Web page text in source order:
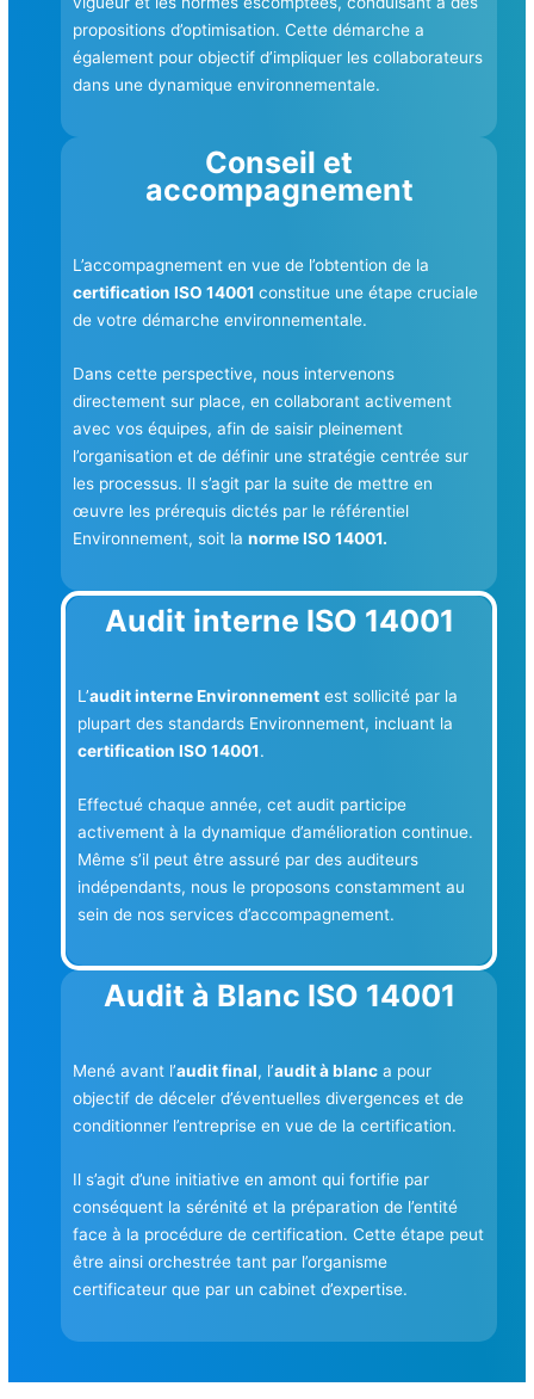
propositions d’optimisation. Cette démarche a
également pour objectif d’impliquer les collaborateurs
dans une dynamique environnementale.
Conseil et
accompagnement
L’accompagnement en vue de l’obtention de la
certification ISO 14001constitue une étape cruciale
de votre démarche environnementale.
Dans cette perspective, nous intervenons
directement sur place, en collaborant activement
avec vos équipes, afin de saisir pleinement
l’organisation et de définir une stratégie centrée sur
les processus. Il s’agit par la suite de mettre en
œuvre les prérequis dictés par le référentiel
Environnement, soit lanorme ISO 14001.
Audit interne ISO 14001
L’audit interne Environnement est sollicité par la
plupart des standards Environnement, incluant la
certification ISO 14001.
Effectué chaque année, cet audit participe
activement à la dynamique d’amélioration continue.
Même s’il peut être assuré par des auditeurs
indépendants, nous le proposons constamment au
sein de nos services d’accompagnement.
Audit à Blanc ISO 14001
Mené avant l’audit final, l’audit à blanc a pour
objectif de déceler d’éventuelles divergences et de
conditionner l’entreprise en vue de la certification.
Il s’agit d’une initiative en amont qui fortifie par
conséquent la sérénité et la préparation de l’entité
face à la procédure de certification. Cette étape peut
être ainsi orchestrée tant par l’organisme
certificateur que par un cabinet d’expertise.